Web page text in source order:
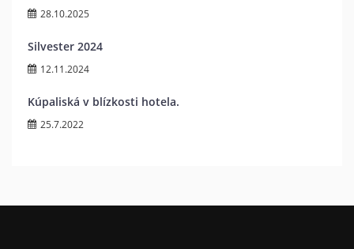
28.10.2025
Silvester 2024
12.11.2024
Kúpaliská v blízkosti hotela.
25.7.2022